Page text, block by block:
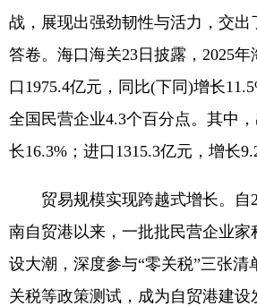
战，展现出强劲韧性与活力，交出
答卷。海口海关23日披露，2025
口1975.4亿元，同比(下同)增长
全国民营企业4.3个百分点。其中
长16.3%；进口1315.3亿元，增长
贸易规模实现跨越式增长。自
南自贸港以来，一批批民营企业家
设大潮，深度参与“零关税”三张清
关税等政策测试，成为自贸港建设